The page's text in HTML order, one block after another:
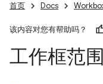
首页 Docs
该内容对您有帮助吗？
工作框范